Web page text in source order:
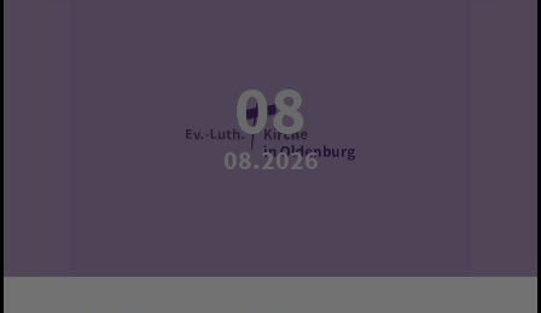
08
08.2026